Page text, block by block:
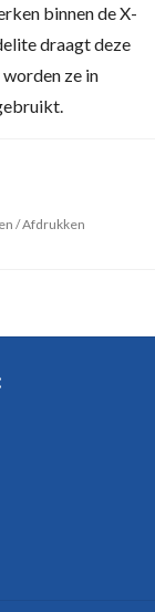
binnen de X-
draagt deze
ze in
/Afdrukken